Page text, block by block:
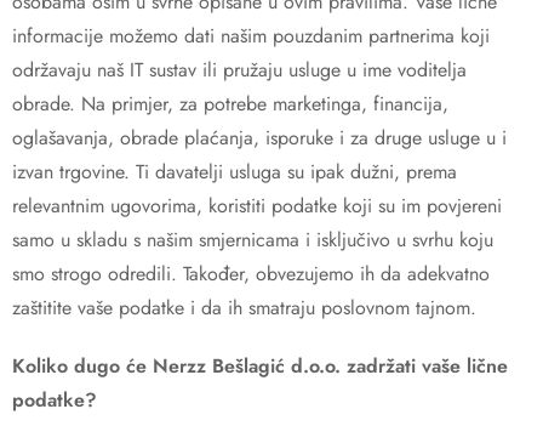
informacije možemo dati našim pouzdanim partnerima koji
održavaju naš IT sustav ili pružaju usluge u ime voditelja
obrade. Na primjer, za potrebe marketinga, financija,
oglašavanja, obrade plaćanja, isporuke i za druge usluge u i
izvan trgovine. Ti davatelji usluga su ipak dužni, prema
relevantnim ugovorima, koristiti podatke koji su im povjereni
samo u skladu s našim smjernicama i isključivo u svrhu koju
smo strogo odredili. Također, obvezujemo ih da adekvatno
zaštitite vaše podatke i da ih smatraju poslovnom tajnom.
Koliko dugo će Nerzz Bešlagić d.o.o. zadržati vaše lične
podatke?